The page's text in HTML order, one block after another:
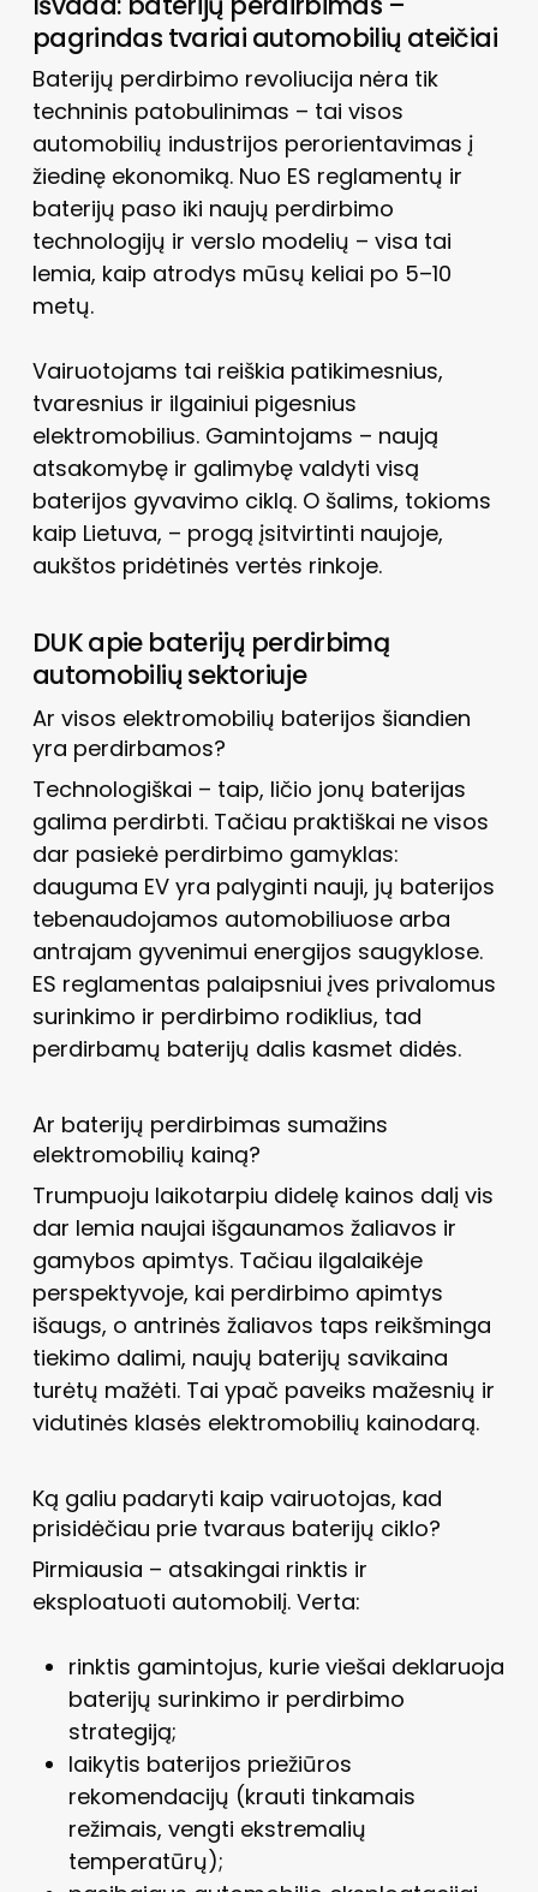
pagrindas tvariai automobilių ateičiai
Baterijų perdirbimo revoliucija nėra tik
techninis patobulinimas – tai visos
automobilių industrijos perorientavimas į
žiedinę ekonomiką. Nuo ES reglamentų ir
baterijų paso iki naujų perdirbimo
technologijų ir verslo modelių – visa tai
lemia, kaip atrodys mūsų keliai po 5–10
metų.
Vairuotojams tai reiškia patikimesnius,
tvaresnius ir ilgainiui pigesnius
elektromobilius. Gamintojams – naują
atsakomybę ir galimybę valdyti visą
baterijos gyvavimo ciklą. O šalims, tokioms
kaip Lietuva, – progą įsitvirtinti naujoje,
aukštos pridėtinės vertės rinkoje.
DUK apie baterijų perdirbimą
automobilių sektoriuje
Ar visos elektromobilių baterijos šiandien
yra perdirbamos?
Technologiškai – taip, ličio jonų baterijas
galima perdirbti. Tačiau praktiškai ne visos
dar pasiekė perdirbimo gamyklas:
dauguma EV yra palyginti nauji, jų baterijos
tebenaudojamos automobiliuose arba
antrajam gyvenimui energijos saugyklose.
ES reglamentas palaipsniui įves privalomus
surinkimo ir perdirbimo rodiklius, tad
perdirbamų baterijų dalis kasmet didės.
Ar baterijų perdirbimas sumažins
elektromobilių kainą?
Trumpuoju laikotarpiu didelę kainos dalį vis
dar lemia naujai išgaunamos žaliavos ir
gamybos apimtys. Tačiau ilgalaikėje
perspektyvoje, kai perdirbimo apimtys
išaugs, o antrinės žaliavos taps reikšminga
tiekimo dalimi, naujų baterijų savikaina
turėtų mažėti. Tai ypač paveiks mažesnių ir
vidutinės klasės elektromobilių kainodarą.
Ką galiu padaryti kaip vairuotojas, kad
prisidėčiau prie tvaraus baterijų ciklo?
Pirmiausia – atsakingai rinktis ir
eksploatuoti automobilį. Verta:
rinktis gamintojus, kurie viešai deklaruoja
baterijų surinkimo ir perdirbimo
strategiją;
laikytis baterijos priežiūros
rekomendacijų (krauti tinkamais
režimais, vengti ekstremalių
temperatūrų);